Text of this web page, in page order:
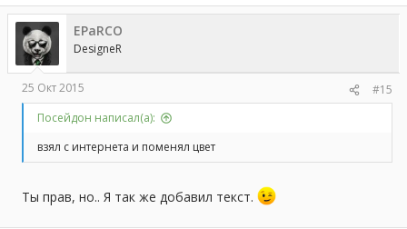
Спойлер:6
EPaRCO
DesigneR
25 Окт 2015
#15
Посейдон написал(а):
взял с интернета и поменял цвет
Ты прав, но.. Я так же добавил текст.